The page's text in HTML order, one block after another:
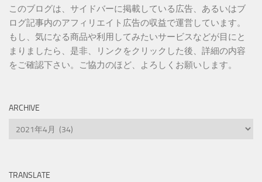
このブログは、サイドバーに掲載している広告、あるいはブ
ログ記事内のアフィリエイト広告の収益で運営しています。
もし、気になる商品や利用してみたいサービスなどが目にと
まりましたら、是非、リンクをクリックした後、詳細の内容
をご確認下さい。ご協力のほど、よろしくお願いします。
ARCHIVE
Archive
TRANSLATE